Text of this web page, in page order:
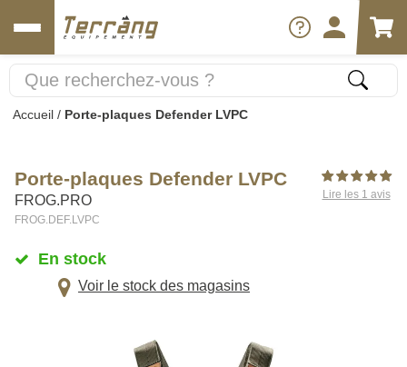
Accueil / Porte-plaques Defender LVPC
Porte-plaques Defender LVPC
FROG.PRO
FROG.DEF.LVPC
Lire les 1 avis
En stock
Voir le stock des magasins